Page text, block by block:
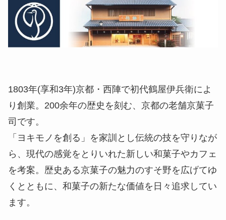
1803年(享和3年)京都・西陣で初代鶴屋伊兵衛によ
り創業。200余年の歴史を刻む、京都の老舗京菓子
司です。
「ヨキモノを創る」を家訓とし伝統の技を守りなが
ら、現代の感覚をとりいれた新しい和菓子やカフェ
を考案。歴史ある京菓子の魅力のすそ野を広げてゆ
くとともに、和菓子の新たな価値を日々追求してい
ます。